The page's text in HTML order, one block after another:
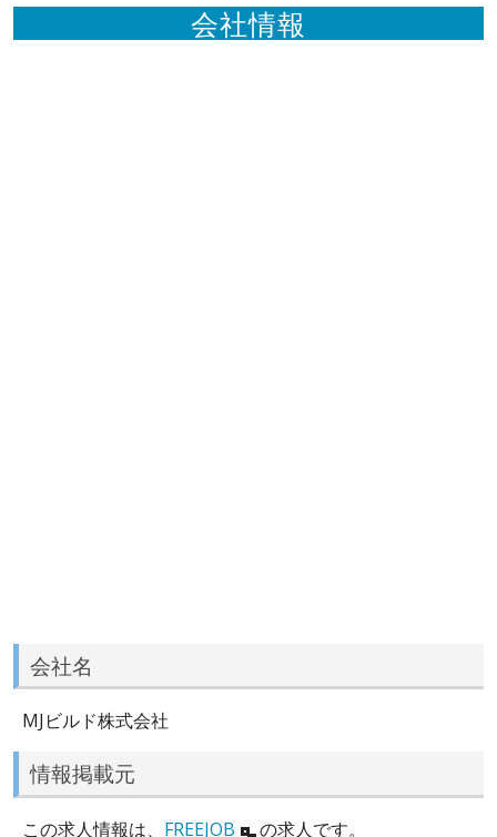
会社情報
会社名
MJビルド株式会社
情報掲載元
この求人情報は、 FREEJOB の求人です。